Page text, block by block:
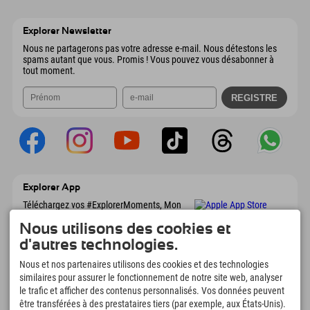
Explorer Newsletter
Nous ne partagerons pas votre adresse e-mail. Nous détestons les
spams autant que vous. Promis ! Vous pouvez vous désabonner à
tout moment.
Explorer App
Téléchargez vos #ExplorerMoments, Mon
réservations, liste de choses à faire, aperçu
des restaurants et bien plus encore.
Téléchargez-le maintenant !
L'heure des moments d'exploration
Nous utilisons des cookies et
d'autres technologies.
Nous et nos partenaires utilisons des cookies et des technologies
similaires pour assurer le fonctionnement de notre site web, analyser
le trafic et afficher des contenus personnalisés. Vos données peuvent
être transférées à des prestataires tiers (par exemple, aux États-Unis).